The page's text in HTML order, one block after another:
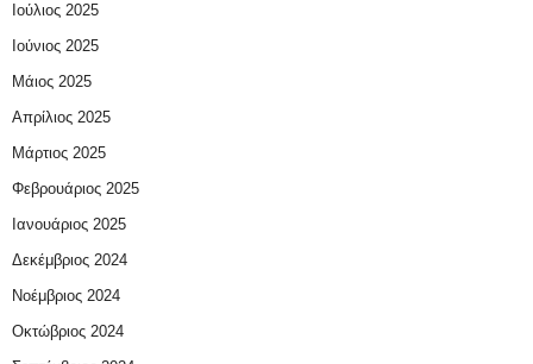
Ιούλιος 2025
Ιούνιος 2025
Μάιος 2025
Απρίλιος 2025
Μάρτιος 2025
Φεβρουάριος 2025
Ιανουάριος 2025
Δεκέμβριος 2024
Νοέμβριος 2024
Οκτώβριος 2024